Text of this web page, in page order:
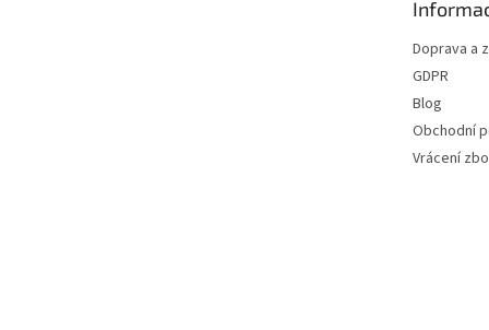
Doprava a
GDPR
Blog
Obchodní
Vrácení